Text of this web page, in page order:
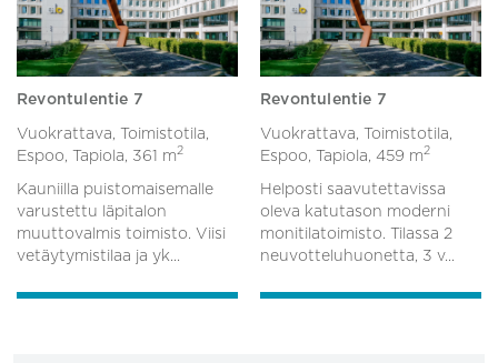
Revontulentie 7
Vuokrattava, Toimistotila,
Espoo, Tapiola, 361 m2
Kauniilla puistomaisemalle
varustettu läpitalon
muuttovalmis toimisto. Viisi
vetäytymistilaa ja yk...
Revontulentie 7
Vuokrattava, Toimistotila,
Espoo, Tapiola, 459 m2
Helposti saavutettavissa
oleva katutason moderni
monitilatoimisto. Tilassa 2
neuvotteluhuonetta, 3 v...